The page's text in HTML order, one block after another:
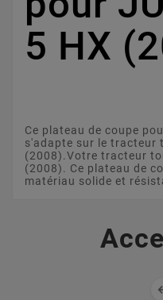
5 HX
Ce plateau de coupe
s'adapte sur le tracteur
(2008).Votre tracteur
(2008). Ce plateau de
matériau solide et